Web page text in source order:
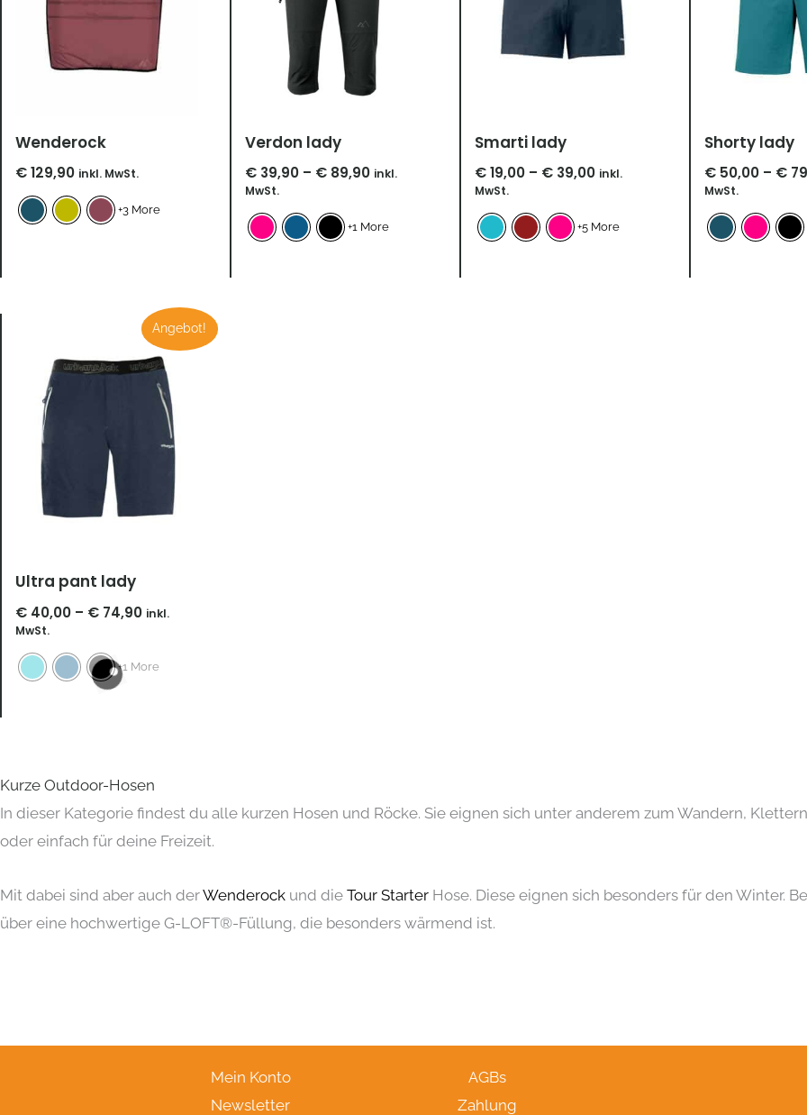
Wenderock
€129,90 inkl. MwSt.
+3 More
Verdon lady
€ 39,90 – € 89,90 inkl.
MwSt.
+1 More
Smarti lady
€19,00 – € 39,00 inkl.
MwSt.
+5 More
Shorty lady
€ 50,00 – €
MwSt.
Angebot!
Ultra pant lady
€ 40,00 – € 74,90
Preisspanne:
€ 40,00
bis
€ 74,90
inkl.
MwSt.
+1 More
Kurze Outdoor-Hosen
In dieser Kategorie findest du alle kurzen Hosen und Röcke. Sie eignen sich unter anderem zum Wandern,
oder einfach für deine Freizeit.
Mit dabei sind aber auch derWenderock und die Tour Starter Hose. Diese eignen sich besonders für den Winter.
über eine hochwertige G-LOFT®-Füllung, die besonders wärmend ist.
Mein Konto
Newsletter
AGBs
Zahlung